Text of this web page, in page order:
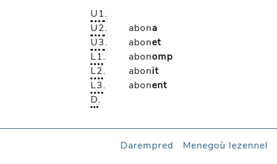
U1.
U2. abona
U3. abonet
L1. abonomp
L2. abonit
L3. abonent
D.
Darempred Menegoù lezennel